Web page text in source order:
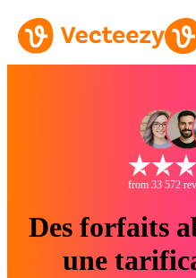
from 33 572
Des forfaits
une